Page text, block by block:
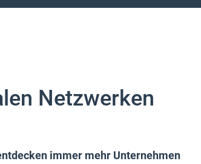
Netzwerken
immer mehr Unternehmen